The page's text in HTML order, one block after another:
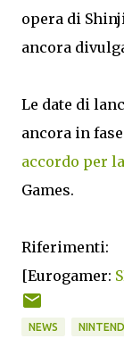
opera di
ancora
Le date di
ancora in
accordo per
Games.
Riferimenti:
[Eurogamer:
NEWS